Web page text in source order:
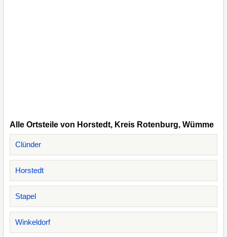
Alle Ortsteile von Horstedt, Kreis Rotenburg, Wümme
Clünder
Horstedt
Stapel
Winkeldorf